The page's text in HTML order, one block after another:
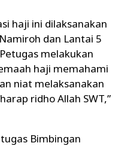
haji ini dilaksanakan
dan Lantai 5
melakukan
haji memahami
niat melaksanakan
ridho Allah SWT,”
Bimbingan